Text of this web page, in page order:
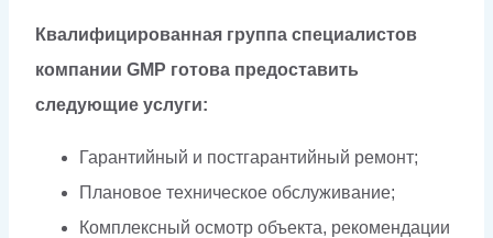
Квалифицированная группа специалистов
компании GMP готова предоставить
следующие услуги:
Гарантийный и постгарантийный ремонт;
Плановое техническое обслуживание;
Комплексный осмотр объекта, рекомендации